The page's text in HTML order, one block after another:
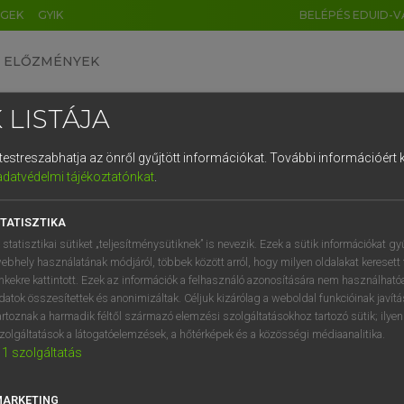
GYIK BELÉPÉS EDUID-
ELŐZMÉNYEK
egyetemes nagyszótár
VAN ELŐFIZETÉSED?
megtekintéséhez.
LISTÁJA
az önről gyűjtött információkat. További információért
tájékoztatónkat.
statisztikai sütiket „teljesítménysütiknek” is nevezik. Ezek a sütik információkat
használatának módjáról, többek között arról, hogy milyen oldalakat keresett
kattintott. Ezek az információk a felhasználó azonosítására nem
összesítettek és anonimizáltak. Céljuk kizárólag a weboldal funkcióinak
a harmadik féltől származó elemzési szolgáltatásokhoz tartozó sütik;
a látogatóelemzések, a hőtérképek és a közösségi médiaanalitika.
1 szolgáltatás
DE CN FR ES IT NL
1 2 3 4 5 6 7 8 9
q w e r t z u i
a s d f g h j k l é
í y x c v b n m , .